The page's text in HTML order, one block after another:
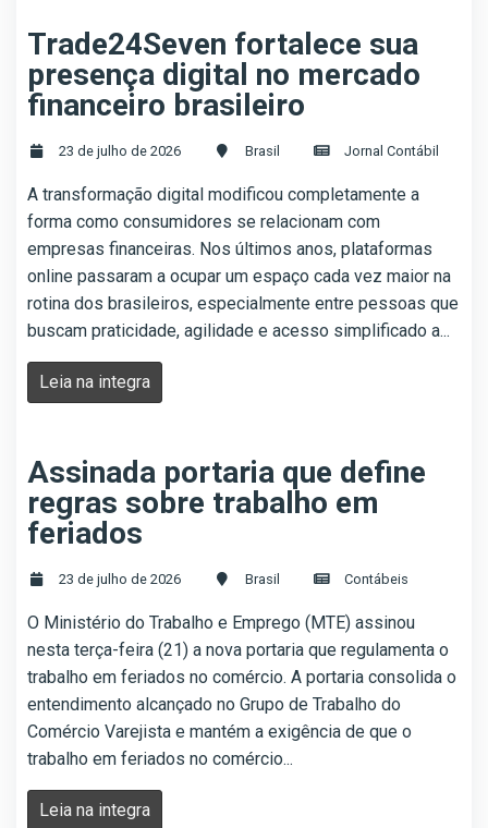
Trade24Seven fortalece sua
presença digital no mercado
financeiro brasileiro
23 de julho de 2026 Brasil Jornal Contábil
A transformação digital modificou completamente a
forma como consumidores se relacionam com
empresas financeiras. Nos últimos anos, plataformas
online passaram a ocupar um espaço cada vez maior na
rotina dos brasileiros, especialmente entre pessoas que
buscam praticidade, agilidade e acesso simplificado a...
Leia na integra
Assinada portaria que define
regras sobre trabalho em
feriados
23 de julho de 2026 Brasil Contábeis
O Ministério do Trabalho e Emprego (MTE) assinou
nesta terça-feira (21) a nova portaria que regulamenta o
trabalho em feriados no comércio. A portaria consolida o
entendimento alcançado no Grupo de Trabalho do
Comércio Varejista e mantém a exigência de que o
trabalho em feriados no comércio...
Leia na integra